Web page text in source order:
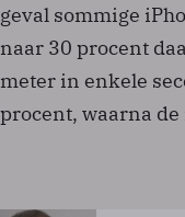
geval sommige
naar 30 procent
meter in enkele
procent, waarna